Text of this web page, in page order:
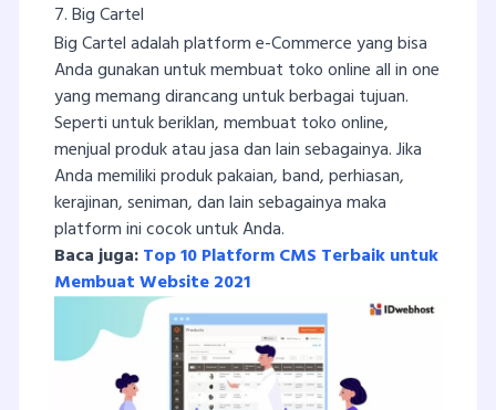
7. Big Cartel
Big Cartel adalah platform e-Commerce yang bisa
Anda gunakan untuk membuat toko online all in one
yang memang dirancang untuk berbagai tujuan.
Seperti untuk beriklan, membuat toko online,
menjual produk atau jasa dan lain sebagainya. Jika
Anda memiliki produk pakaian, band, perhiasan,
kerajinan, seniman, dan lain sebagainya maka
platform ini cocok untuk Anda.
Baca juga:Top 10 Platform CMS Terbaik untuk
Membuat Website 2021